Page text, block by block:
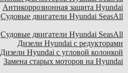
Антикоррозионная защита Hyundai
Судовые двигатели Hyundai SeasAll
Судовые двигатели Hyundai SeasAll
Дизели Hyundai с редукторами
Дизели Hyundai с угловой колонкой
Замена старых моторов на Hyundai